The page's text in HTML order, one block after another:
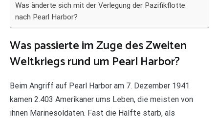
Was änderte sich mit der Verlegung der Pazifikflotte
nach Pearl Harbor?
Was passierte im Zuge des Zweiten
Weltkriegs rund um Pearl Harbor?
Beim Angriff auf Pearl Harbor am 7. Dezember 1941
kamen 2.403 Amerikaner ums Leben, die meisten von
ihnen Marinesoldaten. Fast die Hälfte starb, als